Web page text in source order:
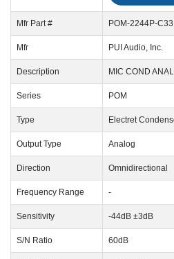
Mfr Part # POM-2244P-
Mfr PUI Audio, Inc.
Description MIC COND
Series POM
Type Electret
Output Type Analog
Direction Omnidirectional
Frequency Range -
Sensitivity -44dB ±3dB
S/N Ratio 60dB